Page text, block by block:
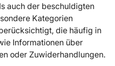
auch der beschuldigten
Kategorien
die häufig in
Informationen über
oder Zuwiderhandlungen.